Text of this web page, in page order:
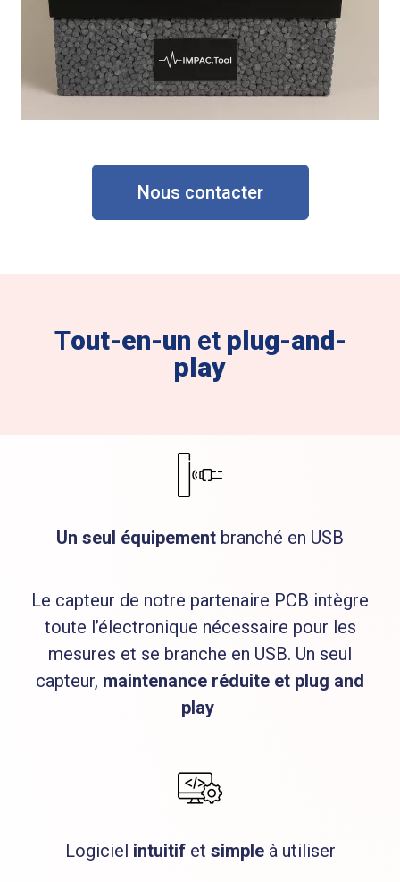
Nous contacter
Tout-en-un et plug-and-
play
Un seul équipement branché en USB
Le capteur de notre partenaire PCB intègre
toute l’électronique nécessaire pour les
mesures et se branche en USB. Un seul
capteur, maintenance réduite et plug and
play
Logiciel intuitifet simpleà utiliser